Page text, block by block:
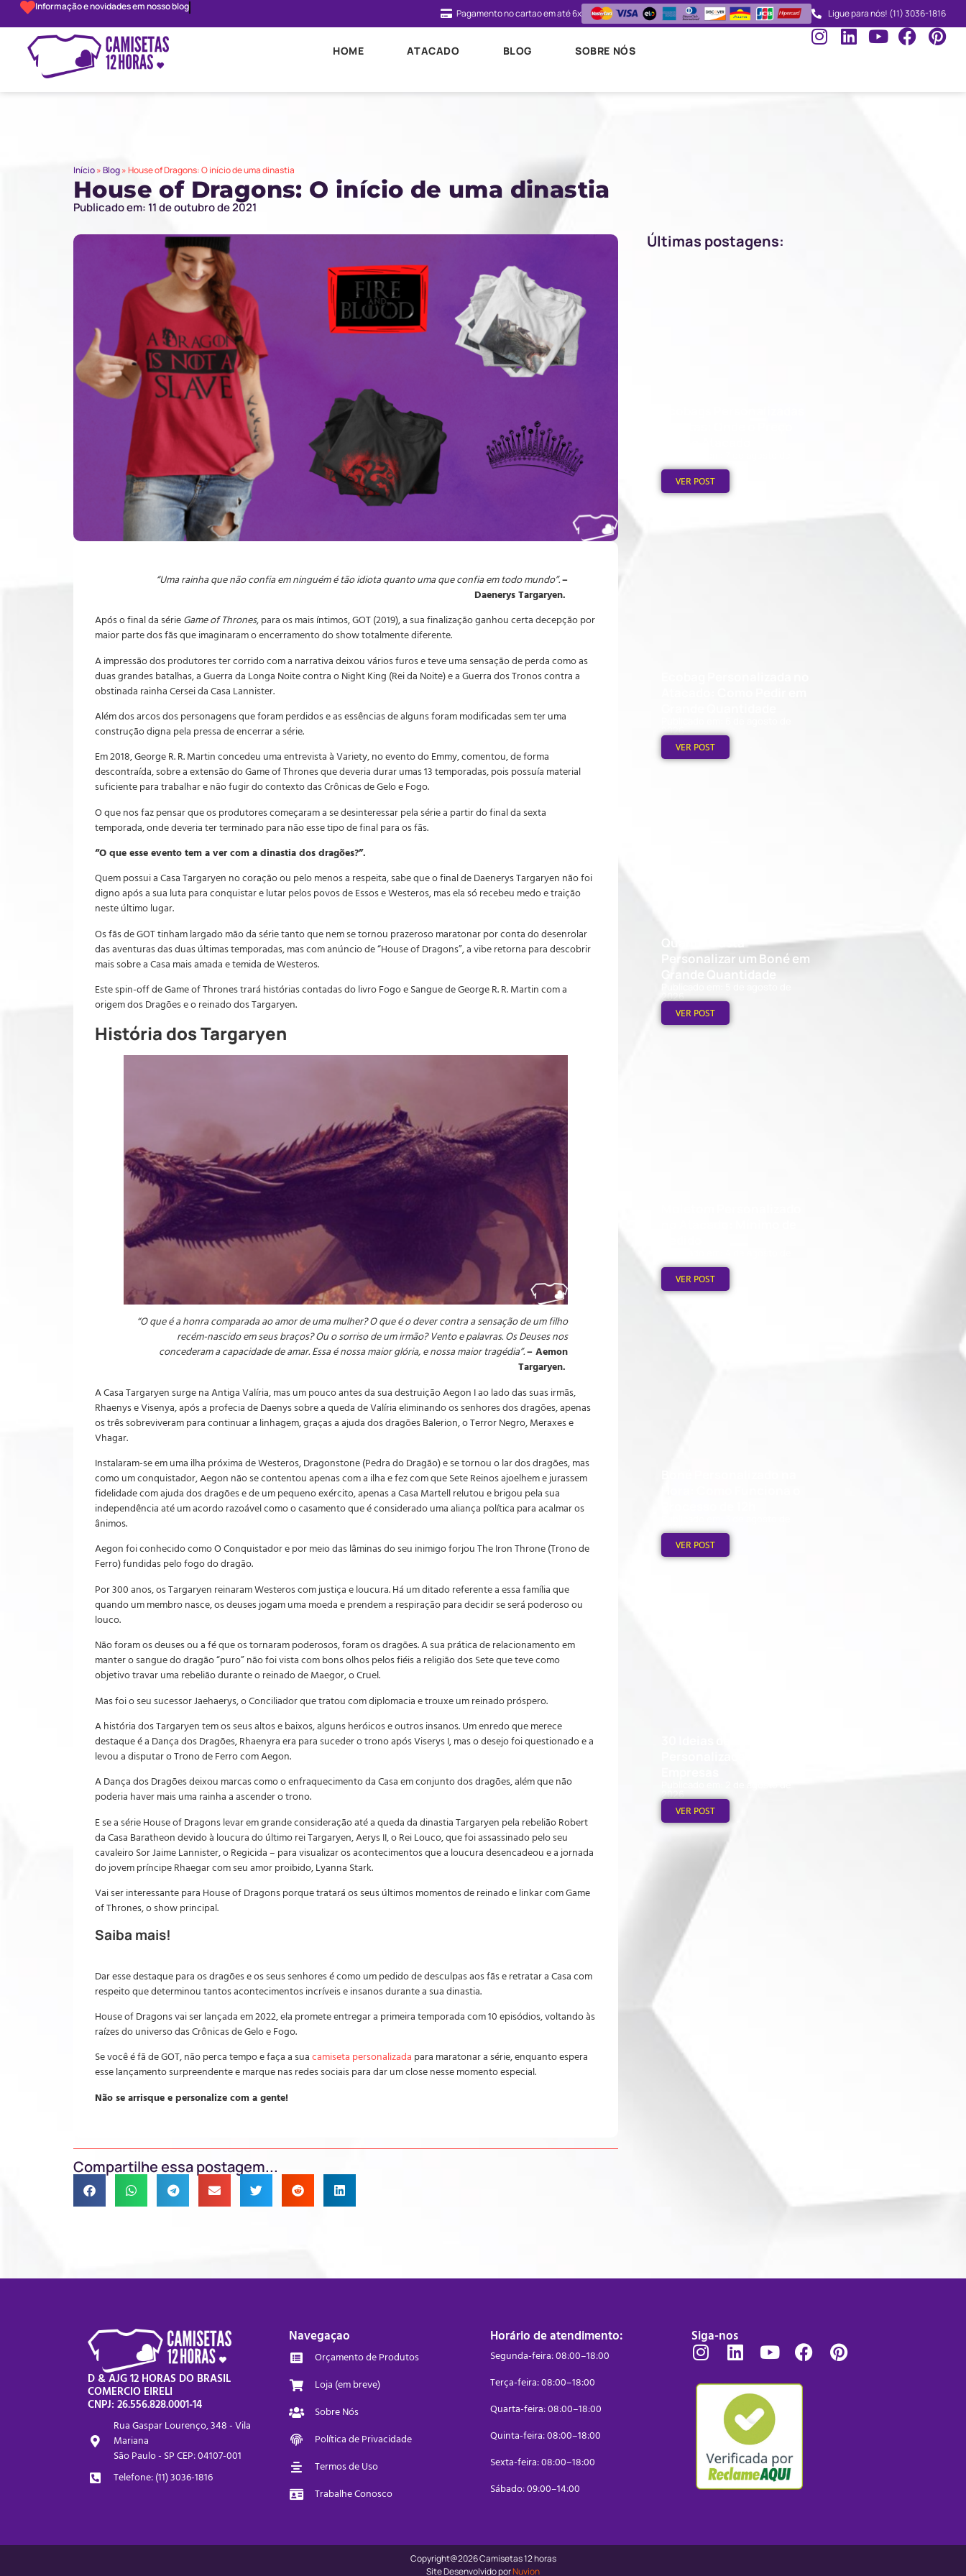
Informação e novidades em nosso blog
Ligue para nós! (11) 3036-1816
Pagamento no cartao em até 6x
HOME ATACADO BLOG SOBRE NÓS
Início»Blog»House of Dragons: O início de uma dinastia
House of Dragons: O início de uma dinastia
Publicado em: 11 de outubro de 2021
“Uma rainha que não confia em ninguém é tão idiota quanto uma que confia em todo mundo”.–
Daenerys Targaryen.
Após o final da série Game of Thrones, para os mais íntimos, GOT (2019), a sua finalização ganhou certa decepção por
maior parte dos fãs que imaginaram o encerramento do show totalmente diferente.
A impressão dos produtores ter corrido com a narrativa deixou vários furos e teve uma sensação de perda como as
duas grandes batalhas, a Guerra da Longa Noite contra o Night King (Rei da Noite) e a Guerra dos Tronos contra a
obstinada rainha Cersei da Casa Lannister.
Além dos arcos dos personagens que foram perdidos e as essências de alguns foram modificadas sem ter uma
construção digna pela pressa de encerrar a série.
Em 2018, George R. R. Martin concedeu uma entrevista à Variety, no evento do Emmy, comentou, de forma
descontraída, sobre a extensão do Game of Thrones que deveria durar umas 13 temporadas, pois possuía material
suficiente para trabalhar e não fugir do contexto das Crônicas de Gelo e Fogo.
O que nos faz pensar que os produtores começaram a se desinteressar pela série a partir do final da sexta
temporada, onde deveria ter terminado para não esse tipo de final para os fãs.
“O que esse evento tem a ver com a dinastia dos dragões?”.
Quem possui a Casa Targaryen no coração ou pelo menos a respeita, sabe que o final de Daenerys Targaryen não foi
digno após a sua luta para conquistar e lutar pelos povos de Essos e Westeros, mas ela só recebeu medo e traição
neste último lugar.
Os fãs de GOT tinham largado mão da série tanto que nem se tornou prazeroso maratonar por conta do desenrolar
das aventuras das duas últimas temporadas, mas com anúncio de “House of Dragons”, a vibe retorna para descobrir
mais sobre a Casa mais amada e temida de Westeros.
Este spin-off de Game of Thrones trará histórias contadas do livro Fogo e Sangue de George R. R. Martin com a
origem dos Dragões e o reinado dos Targaryen.
História dos Targaryen
“O que é a honra comparada ao amor de uma mulher? O que é o dever contra a sensação de um filho
recém-nascido em seus braços? Ou o sorriso de um irmão? Vento e palavras. Os Deuses nos
concederam a capacidade de amar. Essa é nossa maior glória, e nossa maior tragédia”.– Aemon
Targaryen.
A Casa Targaryen surge na Antiga Valíria, mas um pouco antes da sua destruição Aegon I ao lado das suas irmãs,
Rhaenys e Visenya, após a profecia de Daenys sobre a queda de Valíria eliminando os senhores dos dragões, apenas
os três sobreviveram para continuar a linhagem, graças a ajuda dos dragões Balerion, o Terror Negro, Meraxes e
Vhagar.
Instalaram-se em uma ilha próxima de Westeros, Dragonstone (Pedra do Dragão) e se tornou o lar dos dragões, mas
como um conquistador, Aegon não se contentou apenas com a ilha e fez com que Sete Reinos ajoelhem e jurassem
fidelidade com ajuda dos dragões e de um pequeno exército, apenas a Casa Martell relutou e brigou pela sua
independência até um acordo razoável como o casamento que é considerado uma aliança política para acalmar os
ânimos.
Aegon foi conhecido como O Conquistador e por meio das lâminas do seu inimigo forjou The Iron Throne (Trono de
Ferro) fundidas pelo fogo do dragão.
Por 300 anos, os Targaryen reinaram Westeros com justiça e loucura. Há um ditado referente a essa família que
quando um membro nasce, os deuses jogam uma moeda e prendem a respiração para decidir se será poderoso ou
louco.
Não foram os deuses ou a fé que os tornaram poderosos, foram os dragões. A sua prática de relacionamento em
manter o sangue do dragão “puro” não foi vista com bons olhos pelos fiéis a religião dos Sete que teve como
objetivo travar uma rebelião durante o reinado de Maegor, o Cruel.
Mas foi o seu sucessor Jaehaerys, o Conciliador que tratou com diplomacia e trouxe um reinado próspero.
A história dos Targaryen tem os seus altos e baixos, alguns heróicos e outros insanos. Um enredo que merece
destaque é a Dança dos Dragões, Rhaenyra era para suceder o trono após Viserys I, mas o desejo foi questionado e a
levou a disputar o Trono de Ferro com Aegon.
A Dança dos Dragões deixou marcas como o enfraquecimento da Casa em conjunto dos dragões, além que não
poderia haver mais uma rainha a ascender o trono.
E se a série House of Dragons levar em grande consideração até a queda da dinastia Targaryen pela rebelião Robert
da Casa Baratheon devido à loucura do último rei Targaryen, Aerys II, o Rei Louco, que foi assassinado pelo seu
cavaleiro Sor Jaime Lannister, o Regicida – para visualizar os acontecimentos que a loucura desencadeou e a jornada
do jovem príncipe Rhaegar com seu amor proibido, Lyanna Stark.
Vai ser interessante para House of Dragons porque tratará os seus últimos momentos de reinado e linkar com Game
of Thrones, o show principal.
Saiba mais!
Dar esse destaque para os dragões e os seus senhores é como um pedido de desculpas aos fãs e retratar a Casa com
respeito que determinou tantos acontecimentos incríveis e insanos durante a sua dinastia.
House of Dragons vai ser lançada em 2022, ela promete entregar a primeira temporada com 10 episódios, voltando às
raízes do universo das Crônicas de Gelo e Fogo.
Se você é fã de GOT, não perca tempo e faça a sua camiseta personalizada para maratonar a série, enquanto espera
esse lançamento surpreendente e marque nas redes sociais para dar um close nesse momento especial.
Não se arrisque e personalize com a gente!
Compartilhe essa postagem...
Últimas postagens:
2026
VER POST
2026
VER POST
Personalizar um Boné em
2026
VER POST
2026
VER POST
2026
VER POST
2026
VER POST
D & AJG 12 HORAS DO BRASIL
COMERCIO EIRELI
CNPJ: 26.556.828.0001-14
Rua Gaspar Lourenço, 348 - Vila
Mariana
São Paulo - SP CEP: 04107-001
Telefone: (11) 3036-1816
Navegaçao
Orçamento de Produtos
Loja (em breve)
Sobre Nós
Política de Privacidade
Termos de Uso
Trabalhe Conosco
Horário de atendimento:
Segunda-feira: 08:00–18:00
Terça-feira: 08:00–18:00
Quarta-feira: 08:00–18:00
Quinta-feira: 08:00–18:00
Sexta-feira: 08:00–18:00
Sábado: 09:00–14:00
Siga-nos
Copyright@2026 Camisetas 12 horas
Site Desenvolvido porNuvion